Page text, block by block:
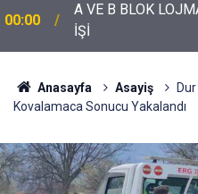
00:00
A VE B BLOK
İŞİ
Anasayfa Asayiş
Kovalamaca Sonucu Yakalandı